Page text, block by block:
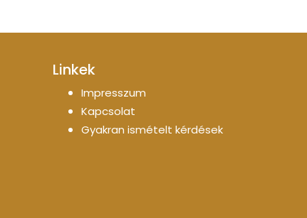
Linkek
Impresszum
Kapcsolat
Gyakran ismételt kérdések